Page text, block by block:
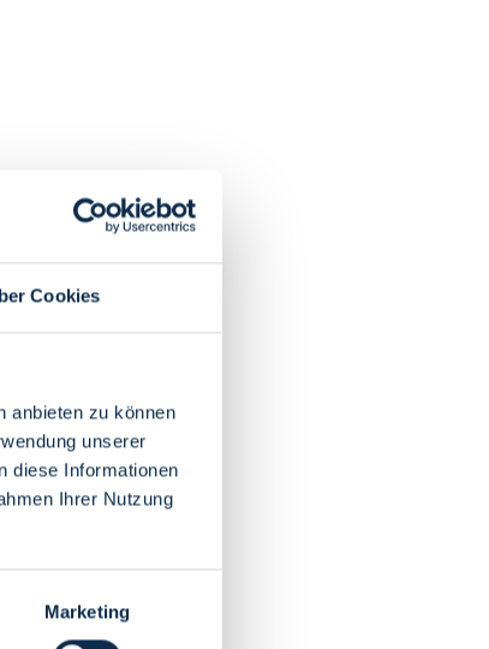
Cookies
anbieten zu können
unserer
diese Informationen
Ihrer Nutzung
Marketing